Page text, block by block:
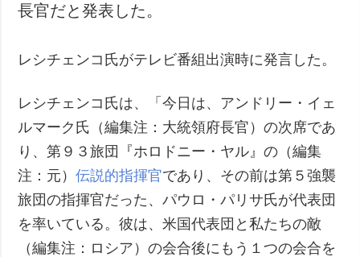
特集
写真
長官だと発表した。
レシチェンコ氏がテレビ番組出演時に発言した。
レシチェンコ氏は、「今日は、アンドリー・イェ
ルマーク氏（編集注：大統領府長官）の次席であ
り、第９３旅団『ホロドニー・ヤル』の（編集
注：元）伝説的指揮官であり、その前は第５強襲
旅団の指揮官だった、パウロ・パリサ氏が代表団
を率いている。彼は、米国代表団と私たちの敵
（編集注：ロシア）の会合後にもう１つの会合を